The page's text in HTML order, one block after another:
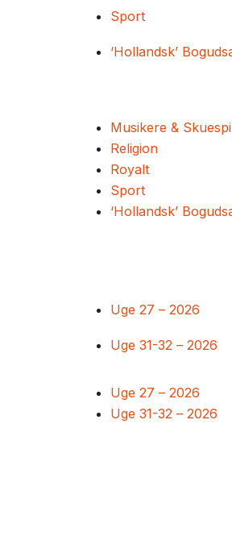
Sport
‘Hollandsk’
Musikere &
Religion
Royalt
Sport
‘Hollandsk’
Uge 27 – 2026
Uge 31-32 – 2026
Uge 27 – 2026
Uge 31-32 – 2026